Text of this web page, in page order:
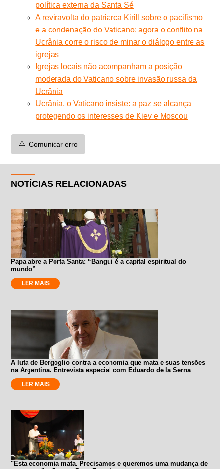
política externa da Santa Sé
A reviravolta do patriarca Kirill sobre o pacifismo
e a condenação do Vaticano: agora o conflito na
Ucrânia corre o risco de minar o diálogo entre as
igrejas
Igrejas locais não acompanham a posição
moderada do Vaticano sobre invasão russa da
Ucrânia
Ucrânia, o Vaticano insiste: a paz se alcança
protegendo os interesses de Kiev e Moscou
⚠️ Comunicar erro
NOTÍCIAS RELACIONADAS
Papa abre a Porta Santa: “Bangui é a capital espiritual do
mundo”
LER MAIS
A luta de Bergoglio contra a economia que mata e suas tensões
na Argentina. Entrevista especial com Eduardo de la Serna
LER MAIS
"Esta economia mata. Precisamos e queremos uma mudança de